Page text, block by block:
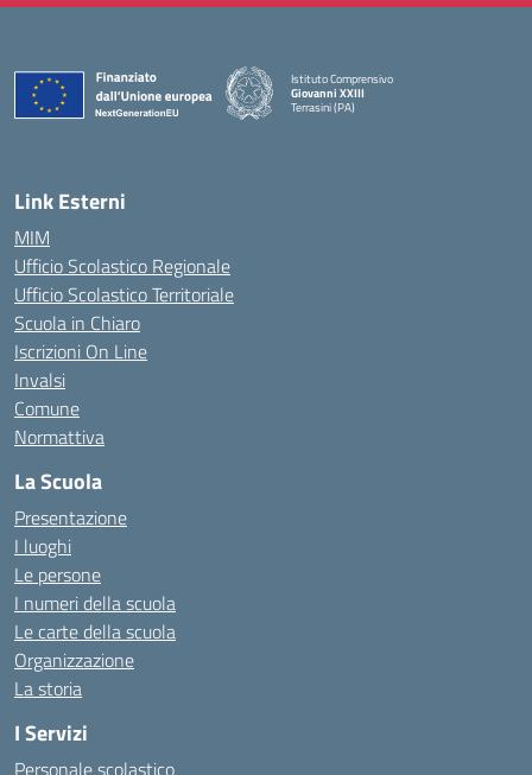
Istituto Comprensivo
Giovanni XXIII
Terrasini (PA)
Link Esterni
MIM
Ufficio Scolastico Regionale
Ufficio Scolastico Territoriale
Scuola in Chiaro
Iscrizioni On Line
Invalsi
Comune
Normattiva
La Scuola
Presentazione
I luoghi
Le persone
I numeri della scuola
Le carte della scuola
Organizzazione
La storia
I Servizi
Personale scolastico